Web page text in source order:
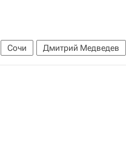
Сочи Дмитрий Медведев